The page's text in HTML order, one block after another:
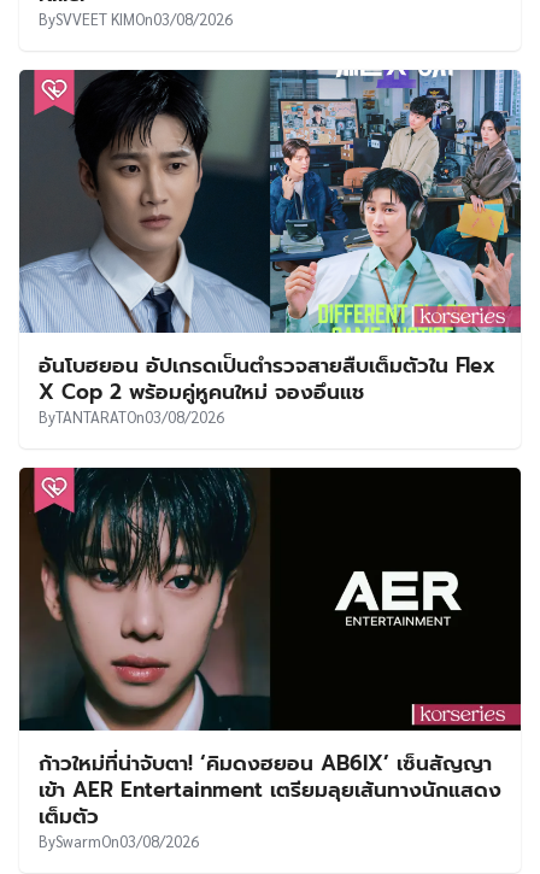
BySVVEET KIMOn03/08/2026
อันโบฮยอน อัปเกรดเป็นตำรวจสายสืบเต็มตัวใน Flex
X Cop 2 พร้อมคู่หูคนใหม่ จองอึนแช
ByTANTARATOn03/08/2026
ก้าวใหม่ที่น่าจับตา! ‘คิมดงฮยอน AB6IX’ เซ็นสัญญา
เข้า AER Entertainment เตรียมลุยเส้นทางนักแสดง
เต็มตัว
BySwarmOn03/08/2026